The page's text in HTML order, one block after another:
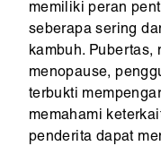
memiliki peran
seberapa sering
kambuh. Pubertas,
menopause,
terbukti
memahami
penderita dapat